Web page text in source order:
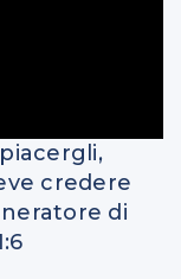
credere
di